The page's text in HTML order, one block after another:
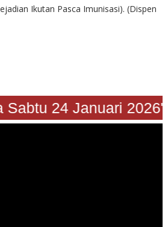
Ikutan Pasca Imunisasi). (Dispen
Sabtu 24 Januari